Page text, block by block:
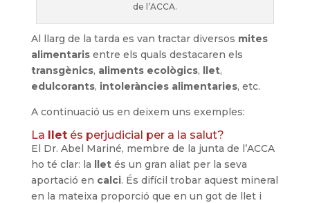
de l’ACCA.
Al llarg de la tarda es van tractar diversos mites
alimentarisentre els quals destacaren els
transgènics, aliments ecològics, llet,
edulcorants, intoleràncies alimentaries, etc.
A continuació us en deixem uns exemples:
La lletés perjudicial per a la salut?
El Dr. Abel Mariné, membre de la junta de l’ACCA
ho té clar: la lletés un gran aliat per la seva
aportació en calci. És difícil trobar aquest mineral
en la mateixa proporció que en un got de llet i